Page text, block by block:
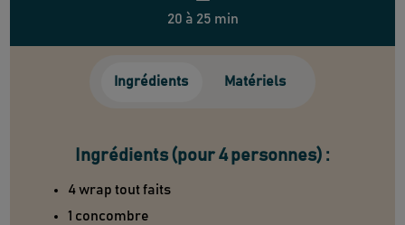
20 à 25 min
Ingrédients Matériels
Ingrédients (pour 4 personnes) :
4 wrap tout faits
1 concombre